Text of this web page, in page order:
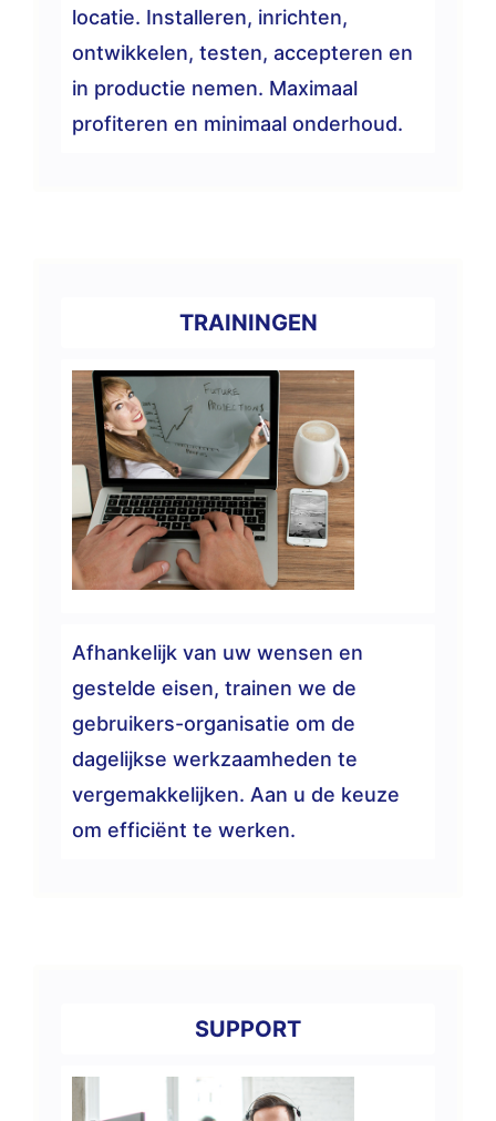
locatie. Installeren, inrichten,
ontwikkelen, testen, accepteren en
in productie nemen. Maximaal
profiteren en minimaal onderhoud.
TRAININGEN
Afhankelijk van uw wensen en
gestelde eisen, trainen we de
gebruikers-organisatie om de
dagelijkse werkzaamheden te
vergemakkelijken. Aan u de keuze
om efficiënt te werken.
SUPPORT